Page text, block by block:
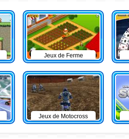
Jeux de Ferme
Jeux de Motocross